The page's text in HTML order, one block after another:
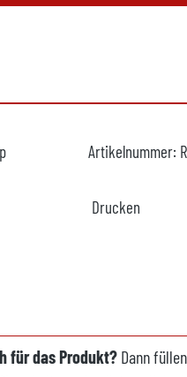
Artikelnummer:
Drucken
für das Produkt? Dann